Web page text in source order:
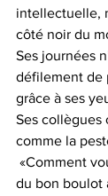
intellectuelle,
côté noir du
Ses journées
défilement de
grâce à ses
Ses collègues
comme la
du bon boulot